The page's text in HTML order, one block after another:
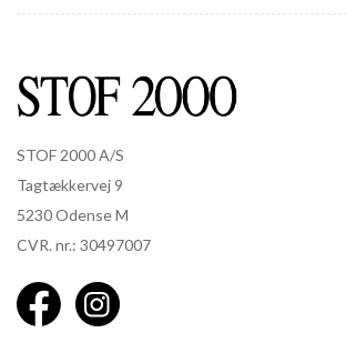
STOF 2000 A/S
Tagtækkervej 9
5230 Odense M
CVR. nr.: 30497007